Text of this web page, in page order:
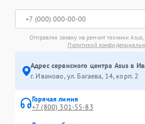
Отправляя заявку на ремонт техники
Политикой
Адрес сервисного центра Asus в
г. Иваново, ул. Багаева, 14, корп. 2
Горячая линия
+7 (800) 301-55-83